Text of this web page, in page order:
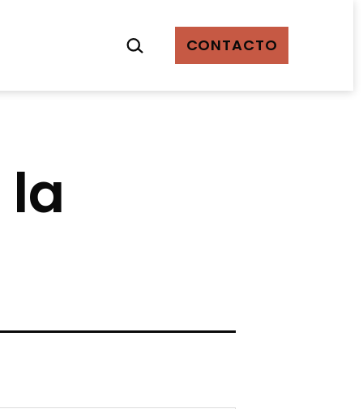
Buscar... CONTACTO